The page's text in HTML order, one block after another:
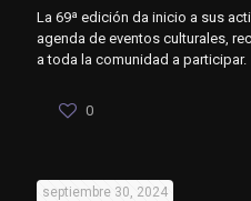
La 69ª edición da inicio a sus
agenda de eventos culturales,
a toda la comunidad a participar.
0
septiembre 30, 2024